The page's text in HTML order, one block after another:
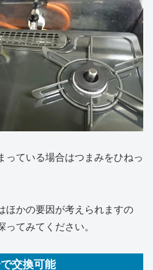
っている場合はつまみをひねっ
ほかの要因が考えられますの
てみてください。
交換可能